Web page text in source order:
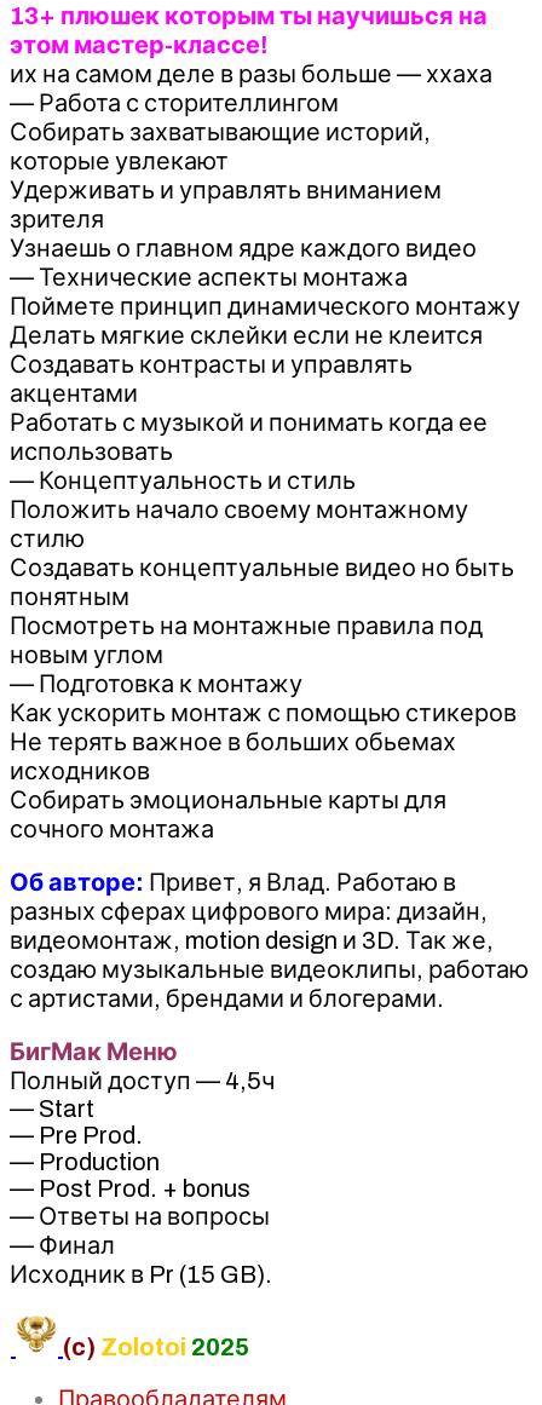
13+ плюшек которым ты научишься на
этом мастер-классе!
их на самом деле в разы больше — ххаха
— Работа с сторителлингом
Собирать захватывающие историй,
которые увлекают
Удерживать и управлять вниманием
зрителя
Узнаешь о главном ядре каждого видео
— Технические аспекты монтажа
Поймете принцип динамического монтажу
Делать мягкие склейки если не клеится
Создавать контрасты и управлять
акцентами
Работать с музыкой и понимать когда ее
использовать
— Концептуальность и стиль
Положить начало своему монтажному
стилю
Создавать концептуальные видео но быть
понятным
Посмотреть на монтажные правила под
новым углом
— Подготовка к монтажу
Как ускорить монтаж с помощью стикеров
Не терять важное в больших обьемах
исходников
Собирать эмоциональные карты для
сочного монтажа
Об авторе: Привет, я Влад. Работаю в
разных сферах цифрового мира: дизайн,
видеомонтаж, motion design и 3D. Так же,
создаю музыкальные видеоклипы, работаю
с артистами, брендами и блогерами.
БигМак Меню
Полный доступ — 4,5ч
— Start
— Pre Prod.
— Production
— Post Prod. + bonus
— Ответы на вопросы
— Финал
Исходник в Pr (15 GB).
(c) Zolotoi 2025
Правообладателям